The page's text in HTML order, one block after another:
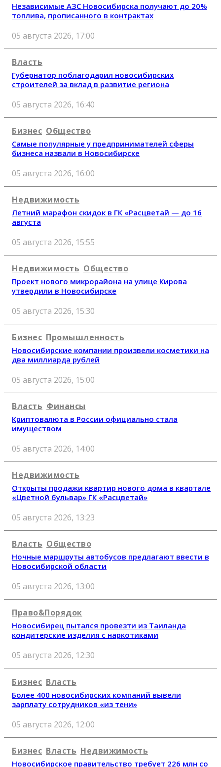
Независимые АЗС Новосибирска получают до 20%
топлива, прописанного в контрактах
05 августа 2026, 17:00
Власть
Губернатор поблагодарил новосибирских
строителей за вклад в развитие региона
05 августа 2026, 16:40
Бизнес Общество
Самые популярные у предпринимателей сферы
бизнеса назвали в Новосибирске
05 августа 2026, 16:00
Недвижимость
Летний марафон скидок в ГК «Расцветай — до 16
августа
05 августа 2026, 15:55
Недвижимость Общество
Проект нового микрорайона на улице Кирова
утвердили в Новосибирске
05 августа 2026, 15:30
Бизнес Промышленность
Новосибирские компании произвели косметики на
два миллиарда рублей
05 августа 2026, 15:00
Власть Финансы
Криптовалюта в России официально стала
имуществом
05 августа 2026, 14:00
Недвижимость
Открыты продажи квартир нового дома в квартале
«Цветной бульвар» ГК «Расцветай»
05 августа 2026, 13:23
Власть Общество
Ночные маршруты автобусов предлагают ввести в
Новосибирской области
05 августа 2026, 13:00
Право&Порядок
Новосибирец пытался провезти из Таиланда
кондитерские изделия с наркотиками
05 августа 2026, 12:30
Бизнес Власть
Более 400 новосибирских компаний вывели
зарплату сотрудников «из тени»
05 августа 2026, 12:00
Бизнес Власть Недвижимость
Новосибирское правительство требует 226 млн со